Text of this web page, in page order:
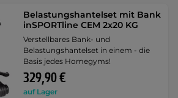
Belastungshantelset mit Bank
inSPORTline CEM 2x20 KG
Verstellbares Bank- und
Belastungshantelset in einem - die
Basis jedes Homegyms!
329,90 €
auf Lager